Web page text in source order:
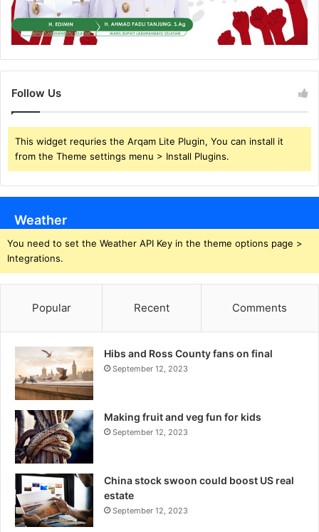
Follow Us
This widget requries the Arqam Lite Plugin, You can install it
from the Theme settings menu > Install Plugins.
Weather
You need to set the Weather API Key in the theme options page >
Integrations.
Popular Recent Comments
Hibs and Ross County fans on final
September 12, 2023
Making fruit and veg fun for kids
September 12, 2023
China stock swoon could boost US real
estate
September 12, 2023